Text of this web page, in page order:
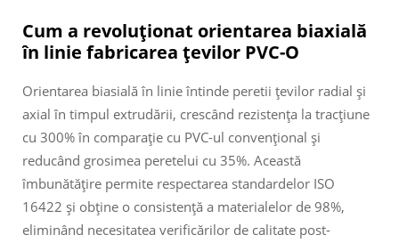
Cum a revoluționat orientarea biaxială
în linie fabricarea țevilor PVC-O
Orientarea biasială în linie întinde peretii țevilor radial și
axial în timpul extrudării, crescând rezistența la tracțiune
cu 300% în comparație cu PVC-ul convențional și
reducând grosimea peretelui cu 35%. Această
îmbunătățire permite respectarea standardelor ISO
16422 și obține o consistență a materialelor de 98%,
eliminând necesitatea verificărilor de calitate post-